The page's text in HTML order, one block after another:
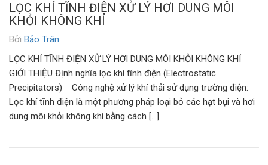
LỌC KHÍ TĨNH ĐIỆN XỬ LÝ HƠI DUNG MÔI
KHỎI KHÔNG KHÍ
Bởi Bảo Trân
LỌC KHÍ TĨNH ĐIỆN XỬ LÝ HƠI DUNG MÔI KHỎI KHÔNG KHÍ
GIỚI THIỆU Định nghĩa lọc khí tĩnh điện (Electrostatic
Precipitators) Công nghệ xử lý khí thải sử dụng trường điện:
Lọc khí tĩnh điện là một phương pháp loại bỏ các hạt bụi và hơi
dung môi khỏi không khí bằng cách […]